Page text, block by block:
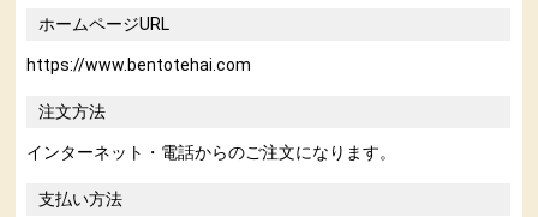
ホームページURL
https://www.bentotehai.com
注文方法
インターネット・電話からのご注文になります。
支払い方法